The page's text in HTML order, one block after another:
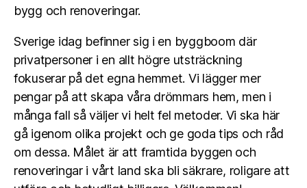
bygg och renoveringar.
Sverige idag befinner sig i en byggboom där
privatpersoner i en allt högre utsträckning
fokuserar på det egna hemmet. Vi lägger mer
pengar på att skapa våra drömmars hem, men i
många fall så väljer vi helt fel metoder. Vi ska här
gå igenom olika projekt och ge goda tips och råd
om dessa. Målet är att framtida byggen och
renoveringar i vårt land ska bli säkrare, roligare att